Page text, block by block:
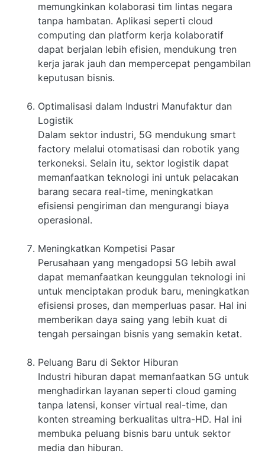
memungkinkan kolaborasi tim lintas negara
tanpa hambatan. Aplikasi seperti cloud
computing dan platform kerja kolaboratif
dapat berjalan lebih efisien, mendukung tren
kerja jarak jauh dan mempercepat pengambilan
keputusan bisnis.
Optimalisasi dalam Industri Manufaktur dan
Logistik
Dalam sektor industri, 5G mendukung smart
factory melalui otomatisasi dan robotik yang
terkoneksi. Selain itu, sektor logistik dapat
memanfaatkan teknologi ini untuk pelacakan
barang secara real-time, meningkatkan
efisiensi pengiriman dan mengurangi biaya
operasional.
Meningkatkan Kompetisi Pasar
Perusahaan yang mengadopsi 5G lebih awal
dapat memanfaatkan keunggulan teknologi ini
untuk menciptakan produk baru, meningkatkan
efisiensi proses, dan memperluas pasar. Hal ini
memberikan daya saing yang lebih kuat di
tengah persaingan bisnis yang semakin ketat.
Peluang Baru di Sektor Hiburan
Industri hiburan dapat memanfaatkan 5G untuk
menghadirkan layanan seperti cloud gaming
tanpa latensi, konser virtual real-time, dan
konten streaming berkualitas ultra-HD. Hal ini
membuka peluang bisnis baru untuk sektor
media dan hiburan.